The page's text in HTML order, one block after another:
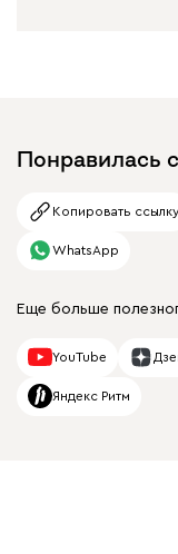
Понравилась
Копировать ссылку
WhatsApp
Еще больше
YouTube
Яндекс Ритм